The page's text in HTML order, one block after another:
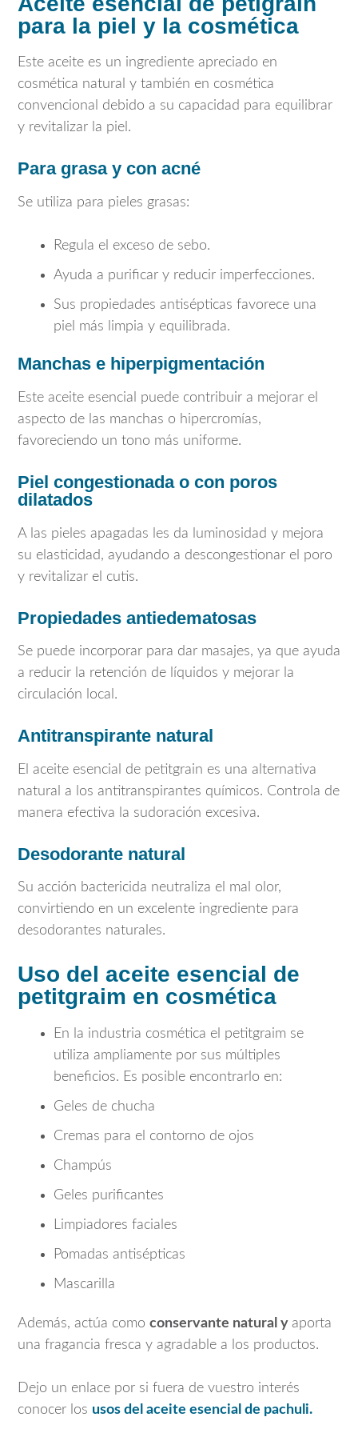
para la piel y la cosmética
Este aceite es un ingrediente apreciado en
cosmética natural y también en cosmética
convencional debido a su capacidad para equilibrar
y revitalizar la piel.
Para grasa y con acné
Se utiliza para pieles grasas:
Regula el exceso de sebo.
Ayuda a purificar y reducir imperfecciones.
Sus propiedades antisépticas favorece una
piel más limpia y equilibrada.
Manchas e hiperpigmentación
Este aceite esencial puede contribuir a mejorar el
aspecto de las manchas o hipercromías,
favoreciendo un tono más uniforme.
Piel congestionada o con poros
dilatados
A las pieles apagadas les da luminosidad y mejora
su elasticidad, ayudando a descongestionar el poro
y revitalizar el cutis.
Propiedades antiedematosas
Se puede incorporar para dar masajes, ya que ayuda
a reducir la retención de líquidos y mejorar la
circulación local.
Antitranspirante natural
El aceite esencial de petitgrain es una alternativa
natural a los antitranspirantes químicos. Controla de
manera efectiva la sudoración excesiva.
Desodorante natural
Su acción bactericida neutraliza el mal olor,
convirtiendo en un excelente ingrediente para
desodorantes naturales.
Uso del aceite esencial de
petitgraim en cosmética
En la industria cosmética el petitgraim se
utiliza ampliamente por sus múltiples
beneficios. Es posible encontrarlo en:
Geles de chucha
Cremas para el contorno de ojos
Champús
Geles purificantes
Limpiadores faciales
Pomadas antisépticas
Mascarilla
Además, actúa como conservante natural y aporta
una fragancia fresca y agradable a los productos.
Dejo un enlace por si fuera de vuestro interés
conocer los usos del aceite esencial de pachuli.